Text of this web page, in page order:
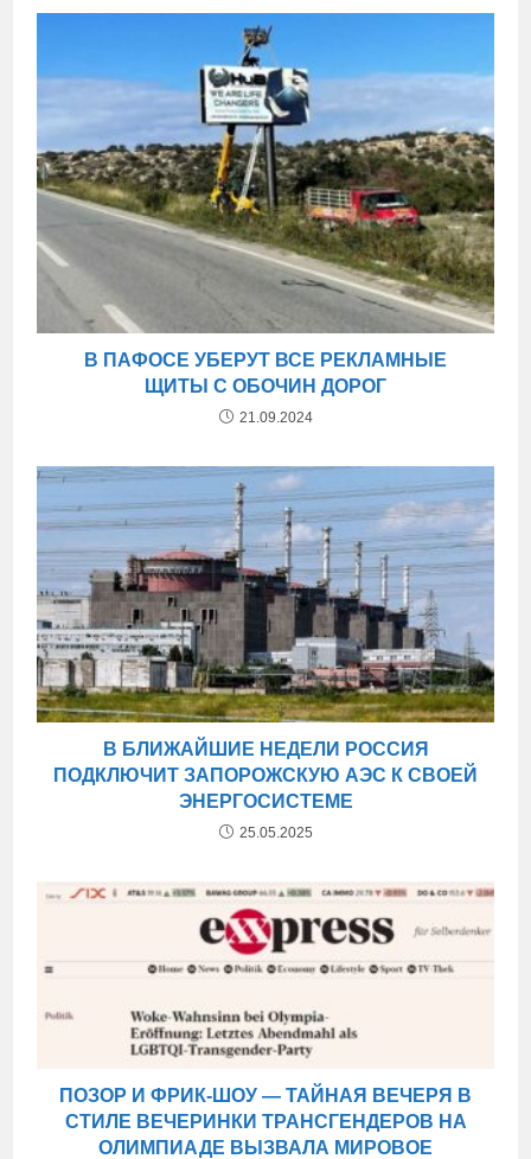
В ПАФОСЕ УБЕРУТ ВСЕ РЕКЛАМНЫЕ
ЩИТЫ С ОБОЧИН ДОРОГ
21.09.2024
В БЛИЖАЙШИЕ НЕДЕЛИ РОССИЯ
ПОДКЛЮЧИТ ЗАПОРОЖСКУЮ АЭС К СВОЕЙ
ЭНЕРГОСИСТЕМЕ
25.05.2025
ПОЗОР И ФРИК-ШОУ — ТАЙНАЯ ВЕЧЕРЯ В
СТИЛЕ ВЕЧЕРИНКИ ТРАНСГЕНДЕРОВ НА
ОЛИМПИАДЕ ВЫЗВАЛА МИРОВОЕ